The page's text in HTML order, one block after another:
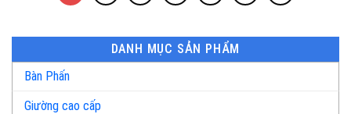
DANH MỤC SẢN PHẨM
Bàn Phấn
Giường cao cấp